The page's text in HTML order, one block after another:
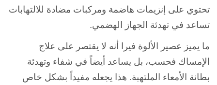
تحتوي على إنزيمات هاضمة ومركبات مضادة للالتهابات
تساعد في تهدئة الجهاز الهضمي.
ما يميز عصير الألوة فيرا أنه لا يقتصر على علاج
الإمساك فحسب، بل يساعد أيضاً في شفاء وتهدئة
بطانة الأمعاء الملتهبة. هذا يجعله مفيداً بشكل خاص